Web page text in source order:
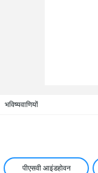
भविष्यवाणियों
पीएसवी आइंडहोवन